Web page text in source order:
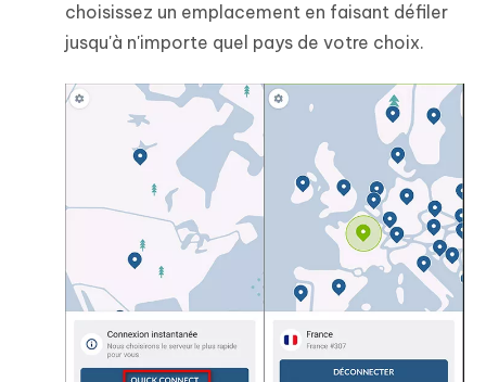
choisissez un emplacement en faisant défiler
jusqu'à n'importe quel pays de votre choix.